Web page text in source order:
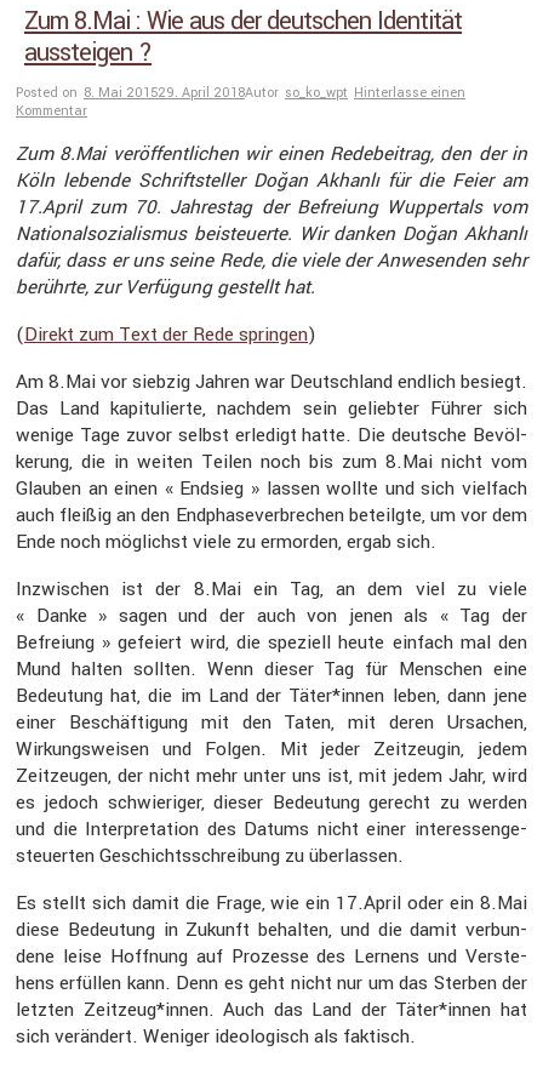
Zum 8.Mai : Wie aus der deutschen Identität
aussteigen ?
Posted on 8. Mai 201529. April 2018Autor so_ko_wpt Hinterlasse einen
Kommentar
Zum 8.Mai veröf­fent­li­chen wir einen Redebei­trag, den der in
Köln lebende Schrift­steller Doğan Akhanlı für die Feier am
17.April zum 70. Jahrestag der Befreiung Wupper­tals vom
Natio­nal­so­zia­lismus beisteu­erte. Wir danken Doğan Akhanlı
dafür, dass er uns seine Rede, die viele der Anwesenden sehr
berührte, zur Verfü­gung gestellt hat.
(Direkt zum Text der Rede springen)
Am 8.Mai vor siebzig Jahren war Deutsch­land endlich besiegt.
Das Land kapitu­lierte, nachdem sein geliebter Führer sich
wenige Tage zuvor selbst erledigt hatte. Die deutsche Bevöl­
ke­rung, die in weiten Teilen noch bis zum 8.Mai nicht vom
Glauben an einen « Endsieg » lassen wollte und sich vielfach
auch fleißig an den Endpha­se­ver­bre­chen beteilgte, um vor dem
Ende noch möglichst viele zu ermorden, ergab sich.
Inzwi­schen ist der 8.Mai ein Tag, an dem viel zu viele
« Danke » sagen und der auch von jenen als « Tag der
Befreiung » gefeiert wird, die speziell heute einfach mal den
Mund halten sollten. Wenn dieser Tag für Menschen eine
Bedeu­tung hat, die im Land der Täter*innen leben, dann jene
einer Beschäf­ti­gung mit den Taten, mit deren Ursachen,
Wirkungs­weisen und Folgen. Mit jeder Zeitzeugin, jedem
Zeitzeugen, der nicht mehr unter uns ist, mit jedem Jahr, wird
es jedoch schwie­riger, dieser Bedeu­tung gerecht zu werden
und die Inter­pre­ta­tion des Datums nicht einer inter­es­sen­ge­
steu­erten Geschichts­schrei­bung zu überlassen.
Es stellt sich damit die Frage, wie ein 17.April oder ein 8.Mai
diese Bedeu­tung in Zukunft behalten, und die damit verbun­
dene leise Hoffnung auf Prozesse des Lernens und Verste­
hens erfüllen kann. Denn es geht nicht nur um das Sterben der
letzten Zeitzeug*innen. Auch das Land der Täter*innen hat
sich verän­dert. Weniger ideolo­gisch als faktisch.